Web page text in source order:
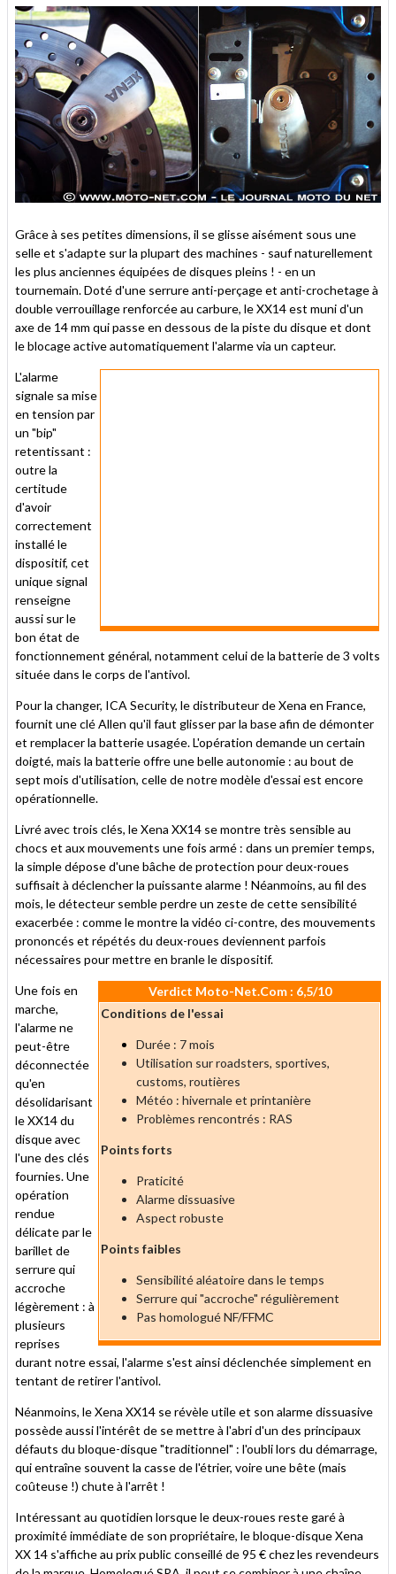
Grâce à ses petites dimensions, il se glisse aisément sous une
selle et s'adapte sur la plupart des machines - sauf naturellement
les plus anciennes équipées de disques pleins ! - en un
tournemain. Doté d'une serrure anti-perçage et anti-crochetage à
double verrouillage renforcée au carbure, le XX14 est muni d'un
axe de 14 mm qui passe en dessous de la piste du disque et dont
le blocage active automatiquement l'alarme via un capteur.
L'alarme
signale sa mise
en tension par
un "bip"
retentissant :
outre la
certitude
d'avoir
correctement
installé le
dispositif, cet
unique signal
renseigne
aussi sur le
bon état de
fonctionnement général, notamment celui de la batterie de 3 volts
située dans le corps de l'antivol.
Pour la changer, ICA Security, le distributeur de Xena en France,
fournit une clé Allen qu'il faut glisser par la base afin de démonter
et remplacer la batterie usagée. L'opération demande un certain
doigté, mais la batterie offre une belle autonomie : au bout de
sept mois d'utilisation, celle de notre modèle d'essai est encore
opérationnelle.
Livré avec trois clés, le Xena XX14 se montre très sensible au
chocs et aux mouvements une fois armé : dans un premier temps,
la simple dépose d'une bâche de protection pour deux-roues
suffisait à déclencher la puissante alarme ! Néanmoins, au fil des
mois, le détecteur semble perdre un zeste de cette sensibilité
exacerbée : comme le montre la vidéo ci-contre, des mouvements
prononcés et répétés du deux-roues deviennent parfois
nécessaires pour mettre en branle le dispositif.
Verdict Moto-Net.Com : 6,5/10
Conditions de l'essai
Durée : 7 mois
Utilisation sur roadsters, sportives,
customs, routières
Météo : hivernale et printanière
Problèmes rencontrés : RAS
Points forts
Praticité
Alarme dissuasive
Aspect robuste
Points faibles
Sensibilité aléatoire dans le temps
Serrure qui "accroche" régulièrement
Pas homologué NF/FFMC
Une fois en
marche,
l'alarme ne
peut-être
déconnectée
qu'en
désolidarisant
le XX14 du
disque avec
l'une des clés
fournies. Une
opération
rendue
délicate par le
barillet de
serrure qui
accroche
légèrement : à
plusieurs
reprises
durant notre essai, l'alarme s'est ainsi déclenchée simplement en
tentant de retirer l'antivol.
Néanmoins, le Xena XX14 se révèle utile et son alarme dissuasive
possède aussi l'intérêt de se mettre à l'abri d'un des principaux
défauts du bloque-disque "traditionnel" : l'oubli lors du démarrage,
qui entraîne souvent la casse de l'étrier, voire une bête (mais
coûteuse !) chute à l'arrêt !
Intéressant au quotidien lorsque le deux-roues reste garé à
proximité immédiate de son propriétaire, le bloque-disque Xena
XX 14 s'affiche au prix public conseillé de 95 € chez les revendeurs